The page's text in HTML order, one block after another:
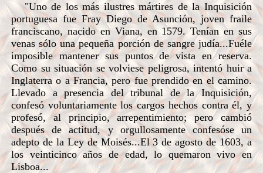
"Uno de los más ilustres mártires de la Inquisición
portuguesa fue Fray Diego de Asunción, joven fraile
franciscano, nacido en Viana, en 1579. Tenían en sus
venas sólo una pequeña porción de sangre judía...Fuéle
imposible mantener sus puntos de vista en reserva.
Como su situación se volviese peligrosa, intentó huir a
Inglaterra o a Francia, pero fue prendido en el camino.
Llevado a presencia del tribunal de la Inquisición,
confesó voluntariamente los cargos hechos contra él, y
profesó, al principio, arrepentimiento; pero cambió
después de actitud, y orgullosamente confesóse un
adepto de la Ley de Moisés...El 3 de agosto de 1603, a
los veinticinco años de edad, lo quemaron vivo en
Lisboa...